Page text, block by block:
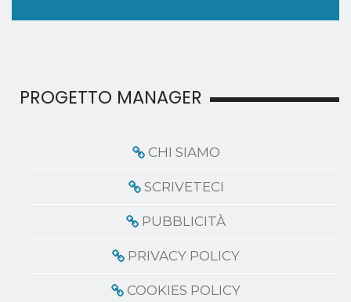
PROGETTO MANAGER
CHI SIAMO
SCRIVETECI
PUBBLICITÀ
PRIVACY POLICY
COOKIES POLICY